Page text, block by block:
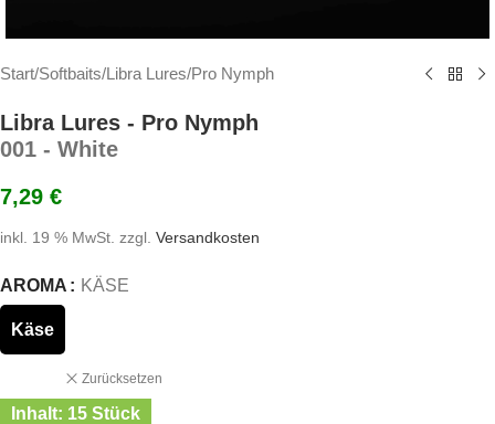
Start/Softbaits/Libra Lures/Pro Nymph
Libra Lures - Pro Nymph
001 - White
7,29 €
inkl. 19 % MwSt. zzgl. Versandkosten
AROMA KÄSE
Käse
Zurücksetzen
Inhalt: 15 Stück